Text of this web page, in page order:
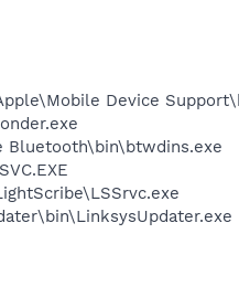
Device
Bluetooth\bin\btwdins.exe